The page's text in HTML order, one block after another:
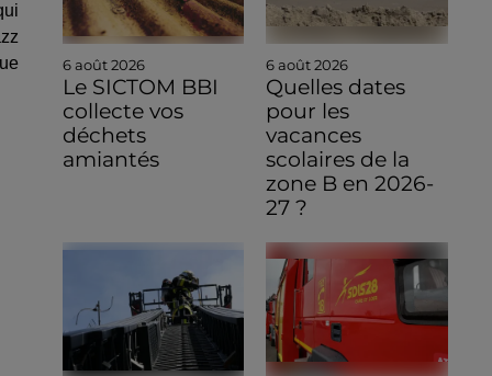
6 août 2026
Le SICTOM BBI
collecte vos
déchets
amiantés
6 août 2026
Quelles dates
pour les
vacances
scolaires de la
zone B en 2026-
27 ?